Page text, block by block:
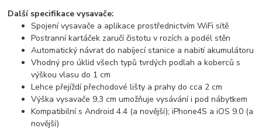
Další specifikace vysavače:
Spojení vysavače a aplikace prostřednictvím WiFi sítě
Postranní kartáček zaručí čistotu v rozích a podél stěn
Automatický návrat do nabíjecí stanice a nabití akumulátoru
Vhodný pro úklid všech typů tvrdých podlah a koberců s
výškou vlasu do 1 cm
Lehce přejíždí přechodové lišty a prahy do cca 2 cm
Výška vysavače 9,3 cm umožňuje vysávání i pod nábytkem
Kompatibilní s Android 4.4 (a novější); iPhone4S a iOS 9.0 (a
novější)